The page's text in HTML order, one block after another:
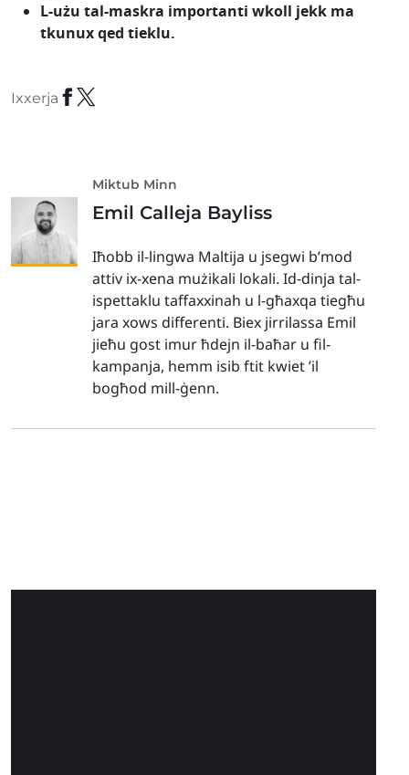
L-użu tal-maskra importanti wkoll jekk ma
tkunux qed tieklu.
Ixxerja
Miktub Minn
Emil Calleja Bayliss
Iħobb il-lingwa Maltija u jsegwi b’mod
attiv ix-xena mużikali lokali. Id-dinja tal-
ispettaklu taffaxxinah u l-għaxqa tiegħu
jara xows differenti. Biex jirrilassa Emil
jieħu gost imur ħdejn il-baħar u fil-
kampanja, hemm isib ftit kwiet ’il
bogħod mill-ġenn.